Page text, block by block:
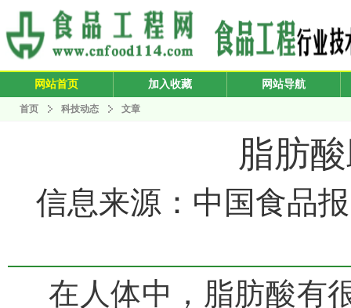
网站首页 加入收藏 网站导航
首页 科技动态 文章
脂肪
信息来源：中国食品
在人体中，脂肪酸有